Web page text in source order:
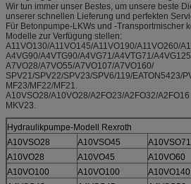
Wir tun immer unser Bestes, um unsere beste
unserer schnellen Lieferung und perfekten
Für Betonpumpe-LKWs und -Transportmischer
Modelle zur Verfügung stellen:
A11VO130/A11VO145/A11VO190/A11VO260/
A4VG90/A4VTG90/A4VG71/A4VTG71/
A7VO28/A7VO55/A7VO107/A7VO160/
SPV21/SPV22/SPV23/SPV6/119/EATON5423/
MF23/MF22/MF21.
A10VSO28/A10VO28/A2FO23/A2FO32/A2FO16
MKV23.
Hydraulikpumpe-Modell Rexroth
A10VSO28
A10VSO45 A10VSO71
A10VO28
A10VO45 A10VO60
A10VO100
A10VO100
A10VO140